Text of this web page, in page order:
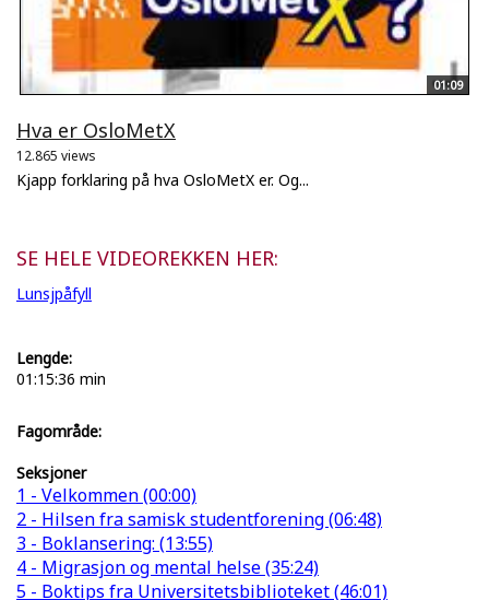
01:09
Hva er OsloMetX
12.865 views
Kjapp forklaring på hva OsloMetX er. Og...
SE HELE VIDEOREKKEN HER:
Lunsjpåfyll
Lengde:
01:15:36 min
Fagområde:
Seksjoner
1 - Velkommen (00:00)
2 - Hilsen fra samisk studentforening (06:48)
3 - Boklansering: (13:55)
4 - Migrasjon og mental helse (35:24)
5 - Boktips fra Universitetsbiblioteket (46:01)